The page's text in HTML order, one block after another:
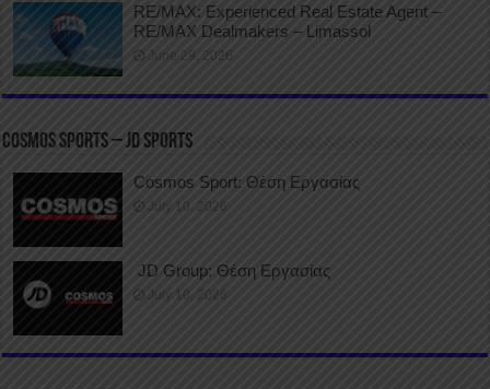
RE/MAX: Experienced Real Estate Agent –
RE/MAX Dealmakers – Limassol
June 29, 2026
COSMOS SPORTS – JD SPORTS
Cosmos Sport: Θέση Εργασίας
July 10, 2026
JD Group: Θέση Εργασίας
July 10, 2026